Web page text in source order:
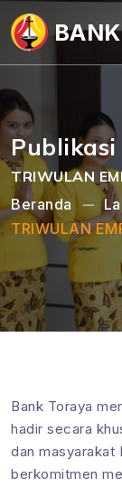
TRIWULAN
Beranda
TRIWULAN
Bank Toraya
hadir secara
dan masyarakat
berkomitmen